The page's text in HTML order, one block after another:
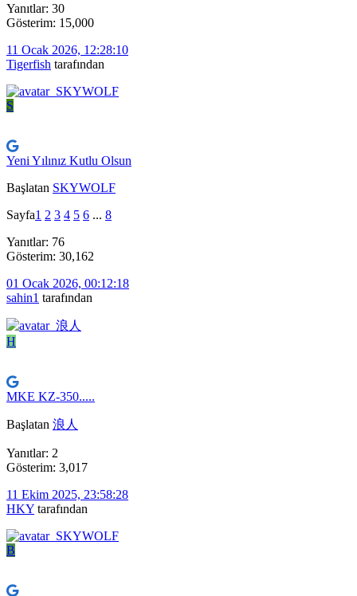
Yanıtlar: 30
Gösterim: 15,000
11 Ocak 2026, 12:28:10
Tigerfish tarafından
S
Yeni Yılınız Kutlu Olsun
Başlatan SKYWOLF
Sayfa1 2 3 4 5 6 ... 8
Yanıtlar: 76
Gösterim: 30,162
01 Ocak 2026, 00:12:18
sahin1 tarafından
H
MKE KZ-350.....
Başlatan 浪人
Yanıtlar: 2
Gösterim: 3,017
11 Ekim 2025, 23:58:28
HKY tarafından
B